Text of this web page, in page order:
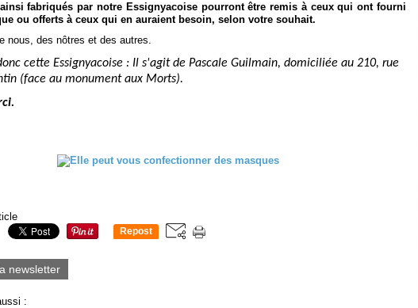
fabriqués par notre Essignyacoise pourront être remis à ceux qui ont fourni
ou offerts à ceux qui en auraient besoin, selon votre souhait.
nous, des nôtres et des autres.
cette Essignyacoise : Il s'agit de Pascale Guilmain, domiciliée au 210, rue
(face au monument aux Morts).
Repost
newsletter
: